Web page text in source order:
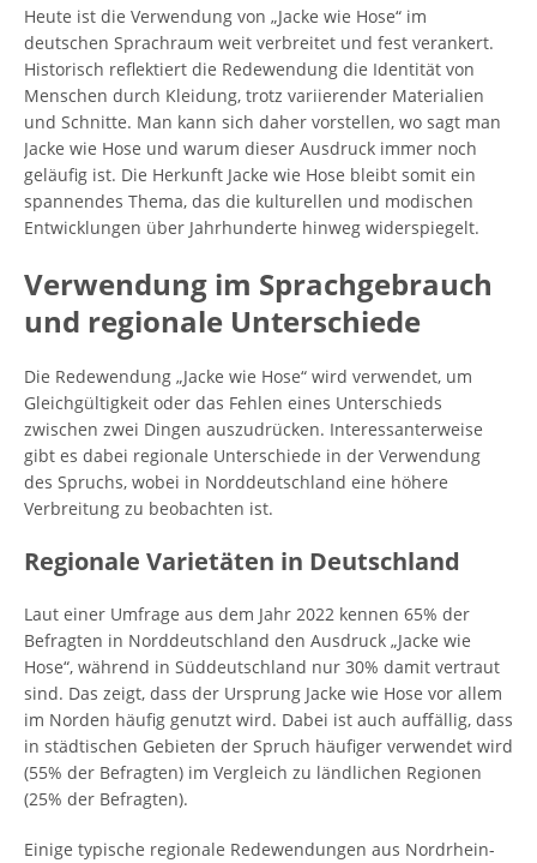
Heute ist die Verwendung von „Jacke wie Hose“ im
deutschen Sprachraum weit verbreitet und fest verankert.
Historisch reflektiert die Redewendung die Identität von
Menschen durch Kleidung, trotz variierender Materialien
und Schnitte. Man kann sich daher vorstellen, wo sagt man
Jacke wie Hose und warum dieser Ausdruck immer noch
geläufig ist. Die Herkunft Jacke wie Hose bleibt somit ein
spannendes Thema, das die kulturellen und modischen
Entwicklungen über Jahrhunderte hinweg widerspiegelt.
Verwendung im Sprachgebrauch
und regionale Unterschiede
Die Redewendung „Jacke wie Hose“ wird verwendet, um
Gleichgültigkeit oder das Fehlen eines Unterschieds
zwischen zwei Dingen auszudrücken. Interessanterweise
gibt es dabei regionale Unterschiede in der Verwendung
des Spruchs, wobei in Norddeutschland eine höhere
Verbreitung zu beobachten ist.
Regionale Varietäten in Deutschland
Laut einer Umfrage aus dem Jahr 2022 kennen 65% der
Befragten in Norddeutschland den Ausdruck „Jacke wie
Hose“, während in Süddeutschland nur 30% damit vertraut
sind. Das zeigt, dass der Ursprung Jacke wie Hose vor allem
im Norden häufig genutzt wird. Dabei ist auch auffällig, dass
in städtischen Gebieten der Spruch häufiger verwendet wird
(55% der Befragten) im Vergleich zu ländlichen Regionen
(25% der Befragten).
Einige typische regionale Redewendungen aus Nordrhein-